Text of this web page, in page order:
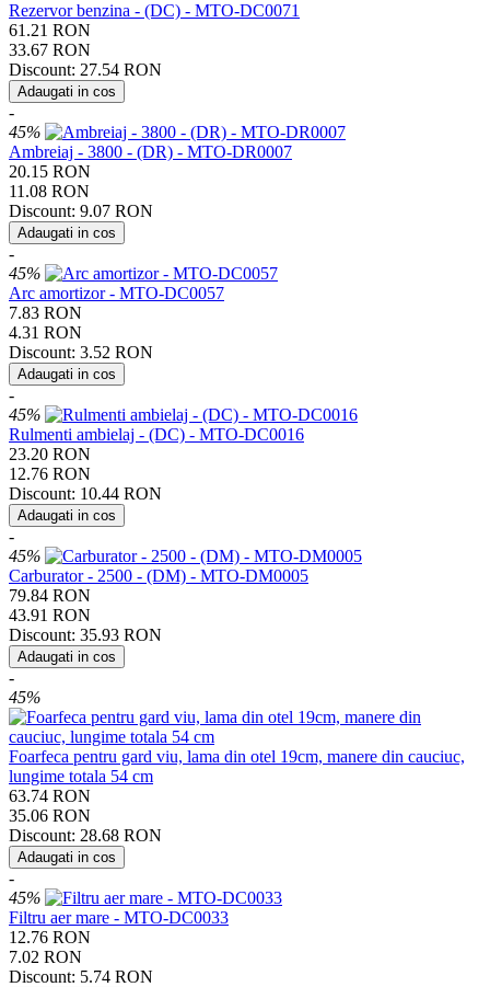
Rezervor benzina - (DC) - MTO-DC0071
61.21 RON
33.67 RON
Discount: 27.54 RON
Adaugati in cos
-
45%
Ambreiaj - 3800 - (DR) - MTO-DR0007
20.15 RON
11.08 RON
Discount: 9.07 RON
Adaugati in cos
-
45%
Arc amortizor - MTO-DC0057
7.83 RON
4.31 RON
Discount: 3.52 RON
Adaugati in cos
-
45%
Rulmenti ambielaj - (DC) - MTO-DC0016
23.20 RON
12.76 RON
Discount: 10.44 RON
Adaugati in cos
-
45%
Carburator - 2500 - (DM) - MTO-DM0005
79.84 RON
43.91 RON
Discount: 35.93 RON
Adaugati in cos
-
45%
Foarfeca pentru gard viu, lama din otel 19cm, manere din cauciuc,
lungime totala 54 cm
63.74 RON
35.06 RON
Discount: 28.68 RON
Adaugati in cos
-
45%
Filtru aer mare - MTO-DC0033
12.76 RON
7.02 RON
Discount: 5.74 RON